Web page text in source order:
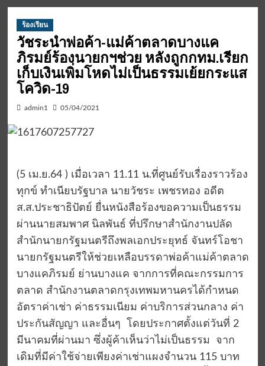
ร้องเรียน
วัชระนำพ่อค้า-แม่ค้าตลาดบางแค
ภิรมย์ร้องนายกฯช่วย หลังถูกกทม.เรียก
เก็บเงินเพิ่มโหดไม่เป็นธรรมเย้ยกระแส
โควิด-19
admin1 05/04/2021
(5 เม.ย.64 ) เมื่อเวลา 11.11 น.ที่ศูนย์รับเรื่องราวร้อง
ทุกข์ ทำเนียบรัฐบาล นายวัชระ เพชรทอง อดีต
ส.ส.ประชาธิปัตย์ ยื่นหนังสือร้องขอความเป็นธรรม
ผ่านนายสมพาศ นิลพันธ์ ที่ปรึกษาสำนักงานปลัด
สำนักนายกรัฐมนตรีถึงพลเอกประยุทธ์ จันทร์โอชา
นายกรัฐมนตรีให้ช่วยเหลือบรรดาพ่อค้าแม่ค้าตลาด
บางแคภิรมย์ ย่านบางแค จากการที่คณะกรรมการ
ตลาด สำนักงานตลาดกรุงเทพมหานครได้กำหนด
อัตราค่าเช่า ค่าธรรมเนียม ค่าบริการส่วนกลาง ค่า
ประกันสัญญา และอื่นๆ โดยประกาศตั้งแต่วันที่ 2
มีนาคมที่ผ่านมา ซึ่งผู้ค้าเห็นว่าไม่เป็นธรรม จาก
เดิมที่มีค่าใช้จ่ายเพียงค่าเช่าแผงจำนวน 115 บาท